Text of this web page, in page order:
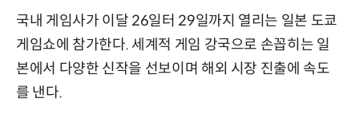
국내 게임사가 이달 26일터 29일까지 열리는 일본 도쿄
게임쇼에 참가한다. 세계적 게임 강국으로 손꼽히는 일
본에서 다양한 신작을 선보이며 해외 시장 진출에 속도
를 낸다.